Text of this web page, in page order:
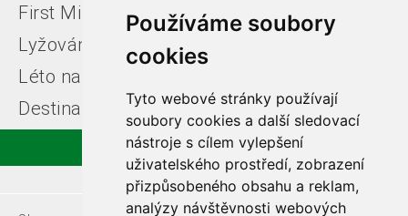
Používáme soubory
cookies
Tyto webové stránky používají
soubory cookies a další sledovací
nástroje s cílem vylepšení
uživatelského prostředí, zobrazení
přizpůsobeného obsahu a reklam,
analýzy návštěvnosti webových
First Minute
Last minute
Lyžování v Itálii
Léto na horách
Destinace